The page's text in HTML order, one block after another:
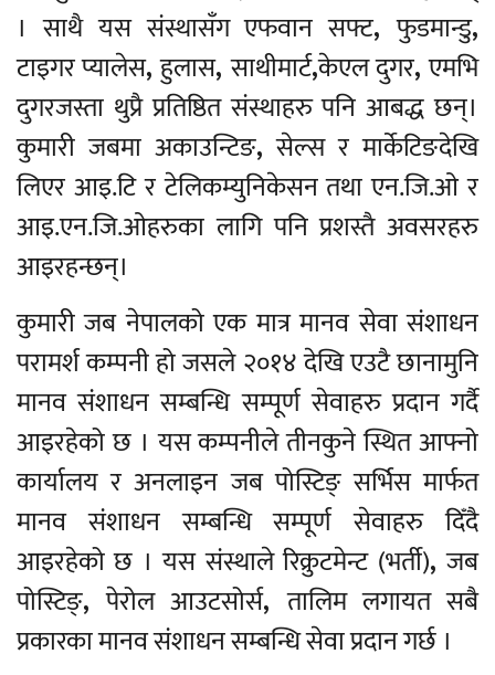
। साथै यस संस्थासँग एफवान सफ्ट,फुडमान्डु,
टाइगर प्यालेस,हुलास,साथीमार्ट,केएल दुगर,एमभि
दुगरजस्ता थुप्रै प्रतिष्ठित संस्थाहरु पनि आबद्ध छन्।
कुमारी जबमा अकाउन्टिङ,सेल्स र मार्केटिङदेखि
लिएर आइ.टि र टेलिकम्युनिकेसन तथा एन.जि.ओ र
आइ.एन.जि.ओहरुका लागि पनि प्रशस्तै अवसरहरु
आइरहन्छन्।
कुमारी जब नेपालको एक मात्र मानव सेवा संशाधन
परामर्श कम्पनी हो जसले २०१४ देखि एउटै छानामुनि
मानव संशाधन सम्बन्धि सम्पूर्ण सेवाहरु प्रदान गर्दै
आइरहेको छ । यस कम्पनीले तीनकुने स्थित आफ्नो
कार्यालय र अनलाइन जब पोस्टिङ् सर्भिस मार्फत
मानव संशाधन सम्बन्धि सम्पूर्ण सेवाहरु दिँदै
आइरहेको छ । यस संस्थाले रिक्रुटमेन्ट (भर्ती),जब
पोस्टिङ्,पेरोल आउटसोर्स,तालिम लगायत सबै
प्रकारका मानव संशाधन सम्बन्धि सेवा प्रदान गर्छ ।